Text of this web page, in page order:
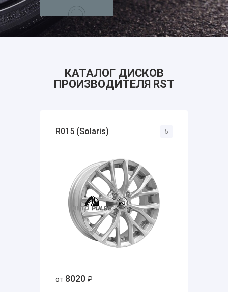
Контакты
КАТАЛОГ ДИСКОВ
ПРОИЗВОДИТЕЛЯ RST
R015 (Solaris)
от 8020 ₽
5